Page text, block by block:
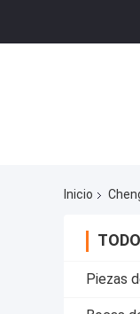
Inicio
Piezas